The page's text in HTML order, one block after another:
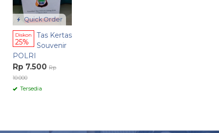
Quick Order
Diskon
25%
Tas Kertas
Souvenir
POLRI
Rp 7.500 Rp
10.000
Tersedia